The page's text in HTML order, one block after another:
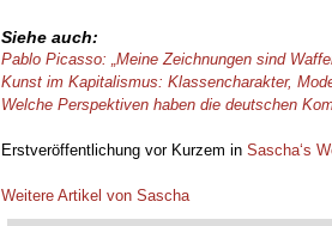
Siehe auch:
Pablo Picasso: „Meine Zeichnungen sind
Kunst im Kapitalismus: Klassencharakter,
Welche Perspektiven haben die deutschen
Erstveröffentlichung vor Kurzem in Sascha‘s
Weitere Artikel von Sascha